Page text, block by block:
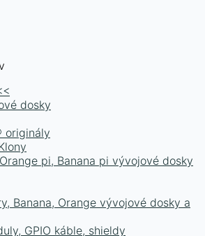
dosky
originály
pi, Banana pi vývojové dosky
Banana, Orange vývojové dosky a
GPIO káble, shieldy